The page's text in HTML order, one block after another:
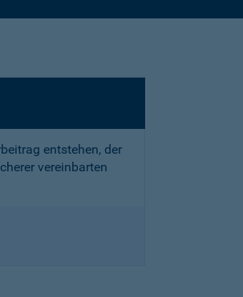
entstehen, der
vereinbarten